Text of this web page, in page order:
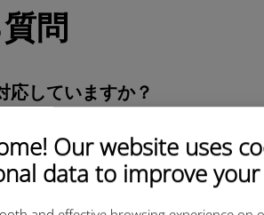
Our website uses
data to improve
問
応していますか？
知っておくべきすべてのこと